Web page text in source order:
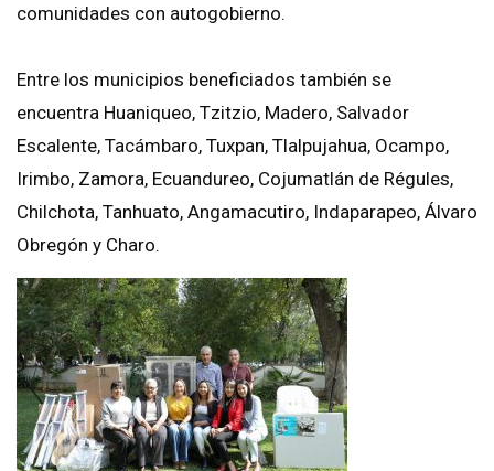
comunidades con autogobierno.
Entre los municipios beneficiados también se
encuentra Huaniqueo, Tzitzio, Madero, Salvador
Escalente, Tacámbaro, Tuxpan, Tlalpujahua, Ocampo,
Irimbo, Zamora, Ecuandureo, Cojumatlán de Régules,
Chilchota, Tanhuato, Angamacutiro, Indaparapeo, Álvaro
Obregón y Charo.